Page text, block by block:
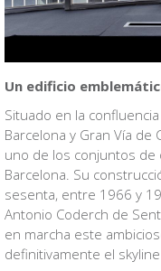
Un edificio
Situado en la
Barcelona y Gran Vía de
uno de los conjuntos
Barcelona. Su
sesenta, entre 1966 y
Antonio Coderch de
en marcha este
definitivamente el